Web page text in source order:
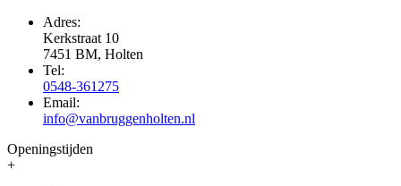
Adres:
Kerkstraat 10
7451 BM, Holten
Tel:
0548-361275
Email:
info@vanbruggenholten.nl
Openingstijden
+